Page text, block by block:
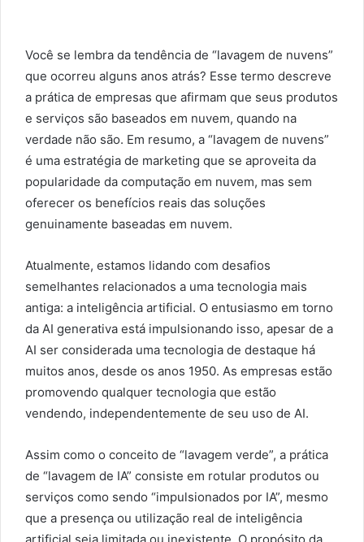
Você se lembra da tendência de “lavagem de nuvens”
que ocorreu alguns anos atrás? Esse termo descreve
a prática de empresas que afirmam que seus produtos
e serviços são baseados em nuvem, quando na
verdade não são. Em resumo, a “lavagem de nuvens”
é uma estratégia de marketing que se aproveita da
popularidade da computação em nuvem, mas sem
oferecer os benefícios reais das soluções
genuinamente baseadas em nuvem.
Atualmente, estamos lidando com desafios
semelhantes relacionados a uma tecnologia mais
antiga: a inteligência artificial. O entusiasmo em torno
da AI generativa está impulsionando isso, apesar de a
AI ser considerada uma tecnologia de destaque há
muitos anos, desde os anos 1950. As empresas estão
promovendo qualquer tecnologia que estão
vendendo, independentemente de seu uso de AI.
Assim como o conceito de “lavagem verde”, a prática
de “lavagem de IA” consiste em rotular produtos ou
serviços como sendo “impulsionados por IA”, mesmo
que a presença ou utilização real de inteligência